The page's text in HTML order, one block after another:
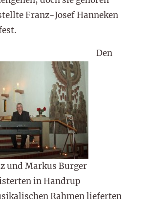
Franz-Josef Hanneken
und Markus Burger
in Handrup
Den
Rahmen lieferten